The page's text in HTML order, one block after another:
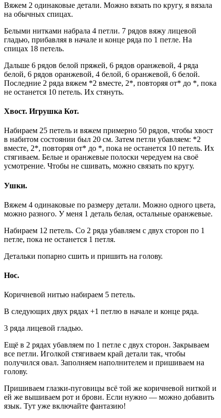
Вяжем 2 одинаковые детали. Можно вязать по кругу, я вязала
на обычных спицах.
Белыми нитками набрала 4 петли. 7 рядов вяжу лицевой
гладью, прибавляя в начале и конце ряда по 1 петле. На
спицах 18 петель.
Дальше 6 рядов белой пряжей, 6 рядов оранжевой, 4 ряда
белой, 6 рядов оранжевой, 4 белой, 6 оранжевой, 6 белой.
Последние 2 ряда вяжем *2 вместе, 2*, повторяя от* до *, пока
не останется 10 петель. Их стянуть.
Хвост. Игрушка Кот.
Набираем 25 петель и вяжем примерно 50 рядов, чтобы хвост
в набитом состоянии был 20 см. Затем петли убавляем: *2
вместе, 2*, повторяя от* до *, пока не останется 10 петель. Их
стягиваем. Белые и оранжевые полоски чередуем на своё
усмотрение. Чтобы не сшивать, можно связать по кругу.
Ушки.
Вяжем 4 одинаковые по размеру детали. Можно одного цвета,
можно разного. У меня 1 деталь белая, остальные оранжевые.
Набираем 12 петель. Со 2 ряда убавляем с двух сторон по 1
петле, пока не останется 1 петля.
Детальки попарно сшить и пришить на голову.
Нос.
Коричневой нитью набираем 5 петель.
В следующих двух рядах +1 петлю в начале и конце ряда.
3 ряда лицевой гладью.
Ещё в 2 рядах убавляем по 1 петле с двух сторон. Закрываем
все петли. Иголкой стягиваем край детали так, чтобы
получился овал. Заполняем наполнителем и пришиваем на
голову.
Пришиваем глазки-пуговицы всё той же коричневой ниткой и
ей же вышиваем рот и брови. Если нужно — можно добавить
язык. Тут уже включайте фантазию!